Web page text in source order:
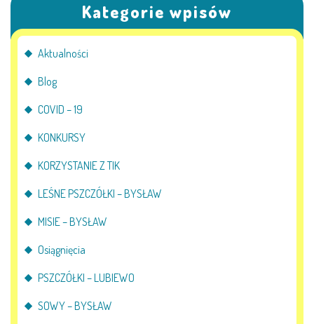
Kategorie wpisów
Aktualności
Blog
COVID – 19
KONKURSY
KORZYSTANIE Z TIK
LEŚNE PSZCZÓŁKI – BYSŁAW
MISIE – BYSŁAW
Osiągnięcia
PSZCZÓŁKI – LUBIEWO
SOWY – BYSŁAW